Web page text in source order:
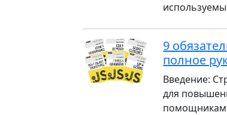
9
полное
Введение:
для